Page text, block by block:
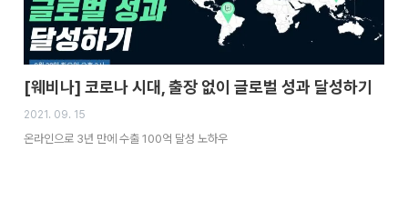
[웨비나] 코로나 시대, 출장 없이 글로벌 성과 달성하기
2021. 09. 15
온라인으로 3년 만에 수출 100억 달성 노하우